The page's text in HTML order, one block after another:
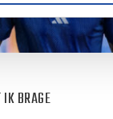
BRAGE